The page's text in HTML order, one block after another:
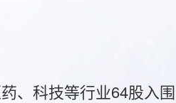
、科技等行业64股入围